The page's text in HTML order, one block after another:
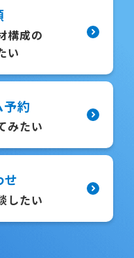
構成の
い
予約
みたい
せ
したい